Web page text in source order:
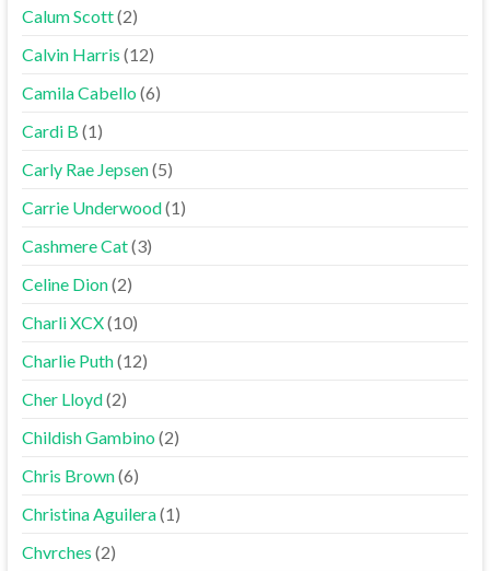
Calum Scott(2)
Calvin Harris (12)
Camila Cabello(6)
Cardi B (1)
Carly Rae Jepsen(5)
Carrie Underwood(1)
Cashmere Cat(3)
Celine Dion(2)
Charli XCX(10)
Charlie Puth(12)
Cher Lloyd(2)
Childish Gambino(2)
Chris Brown(6)
Christina Aguilera(1)
Chvrches (2)